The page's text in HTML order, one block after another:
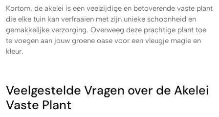
Kortom, de akelei is een veelzijdige en betoverende vaste plant
die elke tuin kan verfraaien met zijn unieke schoonheid en
gemakkelijke verzorging. Overweeg deze prachtige plant toe
te voegen aan jouw groene oase voor een vleugje magie en
kleur.
Veelgestelde Vragen over de Akelei
Vaste Plant